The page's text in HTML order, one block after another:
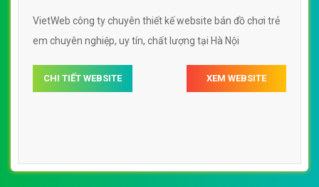
VietWeb công ty chuyên thiết kế website bán đồ chơi trẻ
em chuyên nghiệp, uy tín, chất lượng tại Hà Nội
CHI TIẾT WEBSITE XEM WEBSITE